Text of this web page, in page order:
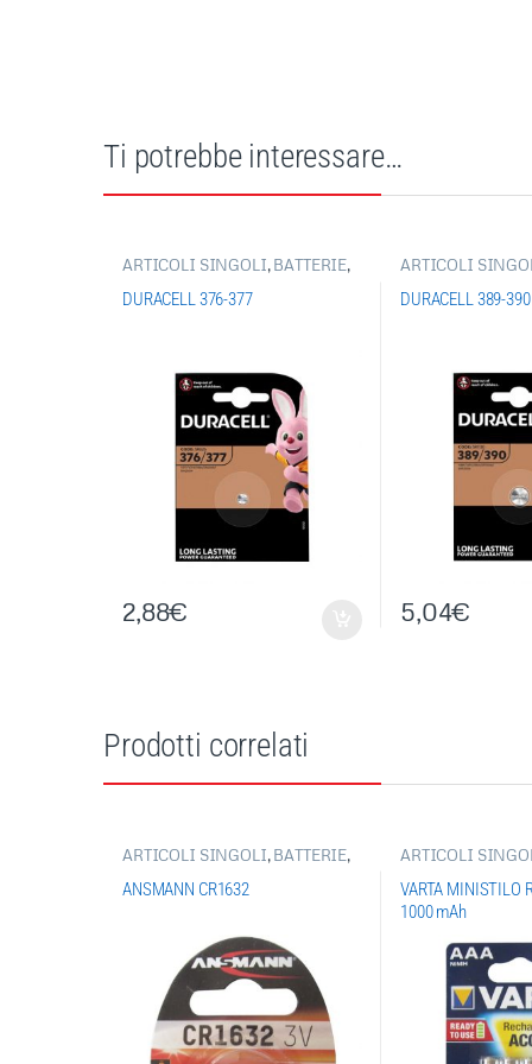
Ti potrebbe interessare…
ARTICOLI SINGOLI,BATTERIE,
ACUSTICHE,BATTERIE
DURACELL
DURACELL 376-377
2,88€
ARTICOLI
ACUSTICHE,
DURACELL
DURACELL 389-390
5,04€
Prodotti correlati
ARTICOLI SINGOLI,BATTERIE,
ACUSTICHE
ANSMANN CR1632
ARTICOLI
RICARICABILI
VARTA MINISTILO
1000 mAh